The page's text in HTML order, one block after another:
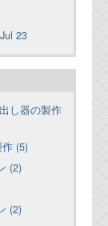
Jul 23
し器の製作
(5)
(2)
(2)